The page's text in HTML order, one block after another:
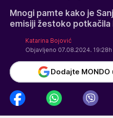
Mnogi pamte kako je
emisiji žestoko potkačila
Katarina Bojović
Objavljeno 07.08.2024. 19:28h
Dodajte